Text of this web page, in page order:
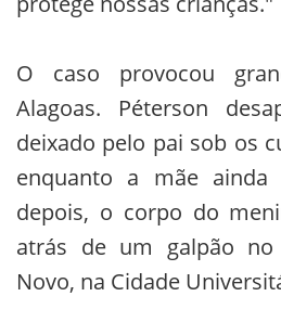
O caso provocou
Alagoas. Péterson
deixado pelo pai sob os
enquanto a mãe ainda
depois, o corpo do
atrás de um galpão no
Novo, na Cidade